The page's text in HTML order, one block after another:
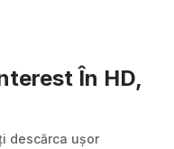
În HD,
descărca ușor